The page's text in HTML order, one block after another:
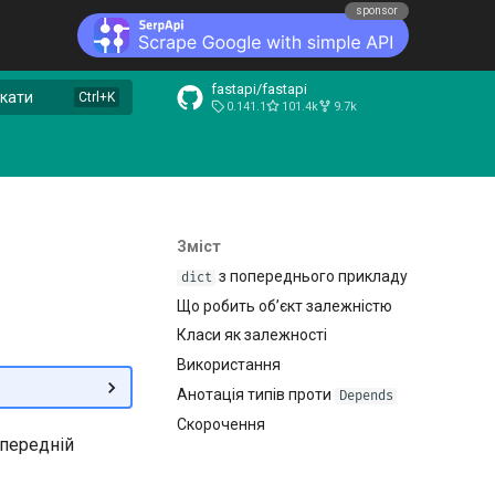
sponsor
fastapi/fastapi
0.141.1 101.4k 9.7k
Зміст
dict з попереднього прикладу
Що робить об’єкт залежністю
Класи як залежності
Використання
Анотація типів проти
Depends
Скорочення